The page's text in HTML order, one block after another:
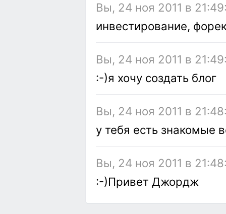
Вы, 24 ноя 2011 в
инвестирование,
Вы, 24 ноя 2011 в
:-)я хочу создать блог
Вы, 24 ноя 2011 в
у тебя есть знакомые
Вы, 24 ноя 2011 в
:-)Привет Джордж